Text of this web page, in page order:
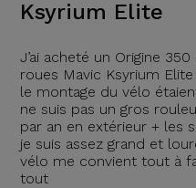
Ksyrium Elite
J’ai acheté un Origine
roues Mavic Ksyrium
le montage du vélo
ne suis pas un gros
par an en extérieur + les
je suis assez grand et
vélo me convient tout à
tout